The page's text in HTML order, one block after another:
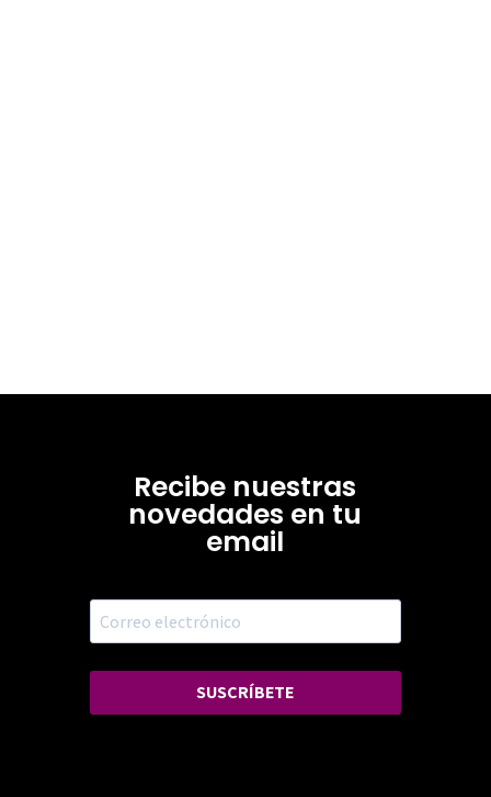
Recibe nuestras
novedades en tu
email
SUSCRÍBETE